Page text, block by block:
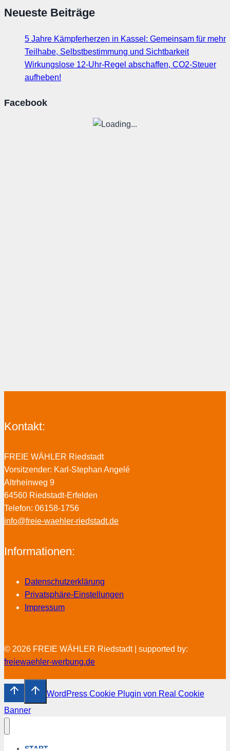
Neueste Beiträge
5 Jahre Kämpferherzen in Kassel: Gemeinsam für mehr
Teilhabe, Selbstbestimmung und Sichtbarkeit
Wirkungslose 12-Uhr-Regel abschaffen, CO2-Steuer
aufheben!
Facebook
Kontakt:
FREIE WÄHLER Riedstadt
Vorsitzender: Karl-Stephan Angelé
Altrheinweg 9
64560 Riedstadt-Erfelden
Telefon: 06158-1756
info@freie-waehler-riedstadt.de
Informationen:
Datenschutzerklärung
Privatsphäre-Einstellungen
Impressum
© 2026 FREIE WÄHLER Riedstadt | supported by:
freiewaehler-werbung.de
WordPress Cookie Plugin von Real Cookie
Banner
START